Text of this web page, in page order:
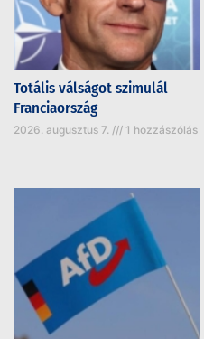
Totális válságot szimulál
Franciaország
2026. augusztus 7. 1 hozzászólás